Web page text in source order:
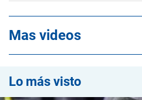
Mas videos
Lo más visto